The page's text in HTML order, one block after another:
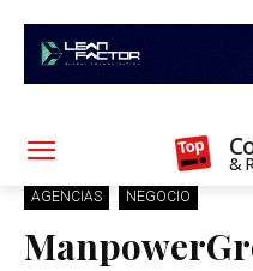
&
AGENCIAS NEGOCIO